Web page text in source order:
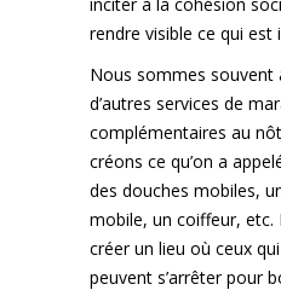
rendre visible ce qui est
Nous sommes souvent
d’autres services de
complémentaires au
créons ce qu’on a
des douches mobiles,
mobile, un coiffeur, etc.
créer un lieu où ceux
peuvent s’arrêter pour